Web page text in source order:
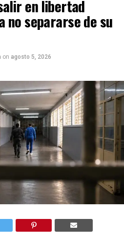
en libertad
no separarse de su
on agosto 5, 2026